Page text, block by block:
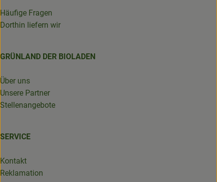
Häufige Fragen
Dorthin liefern wir
GRÜNLAND DER BIOLADEN
Über uns
Unsere Partner
Stellenangebote
SERVICE
Kontakt
Reklamation